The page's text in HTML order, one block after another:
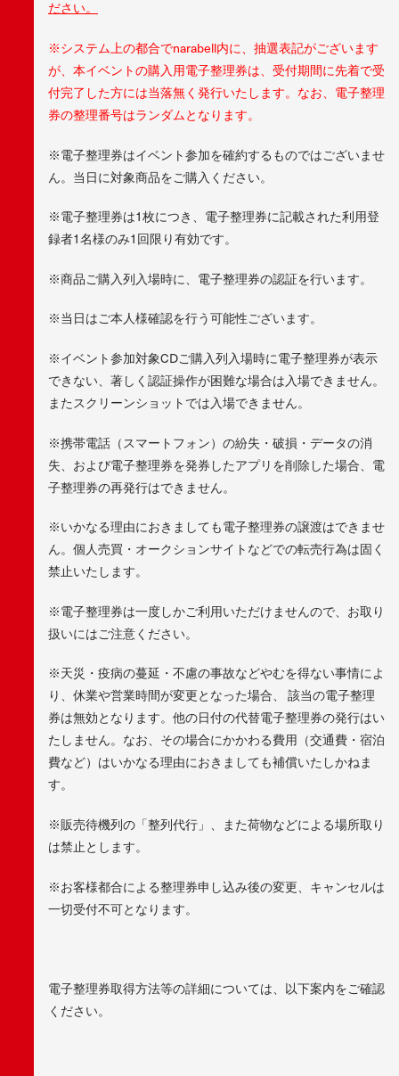
ださい。
※システム上の都合でnarabell内に、抽選表記がございます
が、本イベントの購入用電子整理券は、受付期間に先着で受
付完了した方には当落無く発行いたします。なお、電子整理
券の整理番号はランダムとなります。
※電子整理券はイベント参加を確約するものではございませ
ん。当日に対象商品をご購入ください。
※電子整理券は1枚につき、電子整理券に記載された利用登
録者1名様のみ1回限り有効です。
※商品ご購入列入場時に、電子整理券の認証を行います。
※当日はご本人様確認を行う可能性ございます。
※イベント参加対象CDご購入列入場時に電子整理券が表示
できない、著しく認証操作が困難な場合は入場できません。
またスクリーンショットでは入場できません。
※携帯電話（スマートフォン）の紛失・破損・データの消
失、および電子整理券を発券したアプリを削除した場合、電
子整理券の再発行はできません。
※いかなる理由におきましても電子整理券の譲渡はできませ
ん。個人売買・オークションサイトなどでの転売行為は固く
禁止いたします。
※電子整理券は一度しかご利用いただけませんので、お取り
扱いにはご注意ください。
※天災・疫病の蔓延・不慮の事故などやむを得ない事情によ
り、休業や営業時間が変更となった場合、 該当の電子整理
券は無効となります。他の日付の代替電子整理券の発行はい
たしません。なお、その場合にかかわる費用（交通費・宿泊
費など）はいかなる理由におきましても補償いたしかねま
す。
※販売待機列の「整列代行」、また荷物などによる場所取り
は禁止とします。
※お客様都合による整理券申し込み後の変更、キャンセルは
一切受付不可となります。
電子整理券取得方法等の詳細については、以下案内をご確認
ください。